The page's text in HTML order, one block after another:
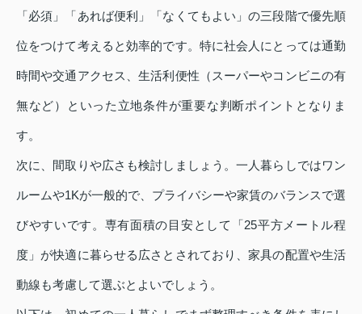
「必須」「あれば便利」「なくてもよい」の三段階で優先順
位をつけて考えると効率的です。特に社会人にとっては通勤
時間や交通アクセス、生活利便性（スーパーやコンビニの有
無など）といった立地条件が重要な判断ポイントとなりま
す。
次に、間取りや広さも検討しましょう。一人暮らしではワン
ルームや1Kが一般的で、プライバシーや家賃のバランスで選
びやすいです。専有面積の目安として「25平方メートル程
度」が快適に暮らせる広さとされており、家具の配置や生活
動線も考慮して選ぶとよいでしょう。